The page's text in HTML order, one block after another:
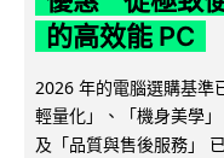
的高效能 PC
2026 年的電腦選購基準
輕量化」、「機身美學
及「品質與售後服務」